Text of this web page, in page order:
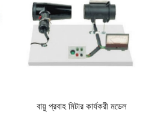
বায়ু প্রবাহ মিটার কার্যকরী মডেল